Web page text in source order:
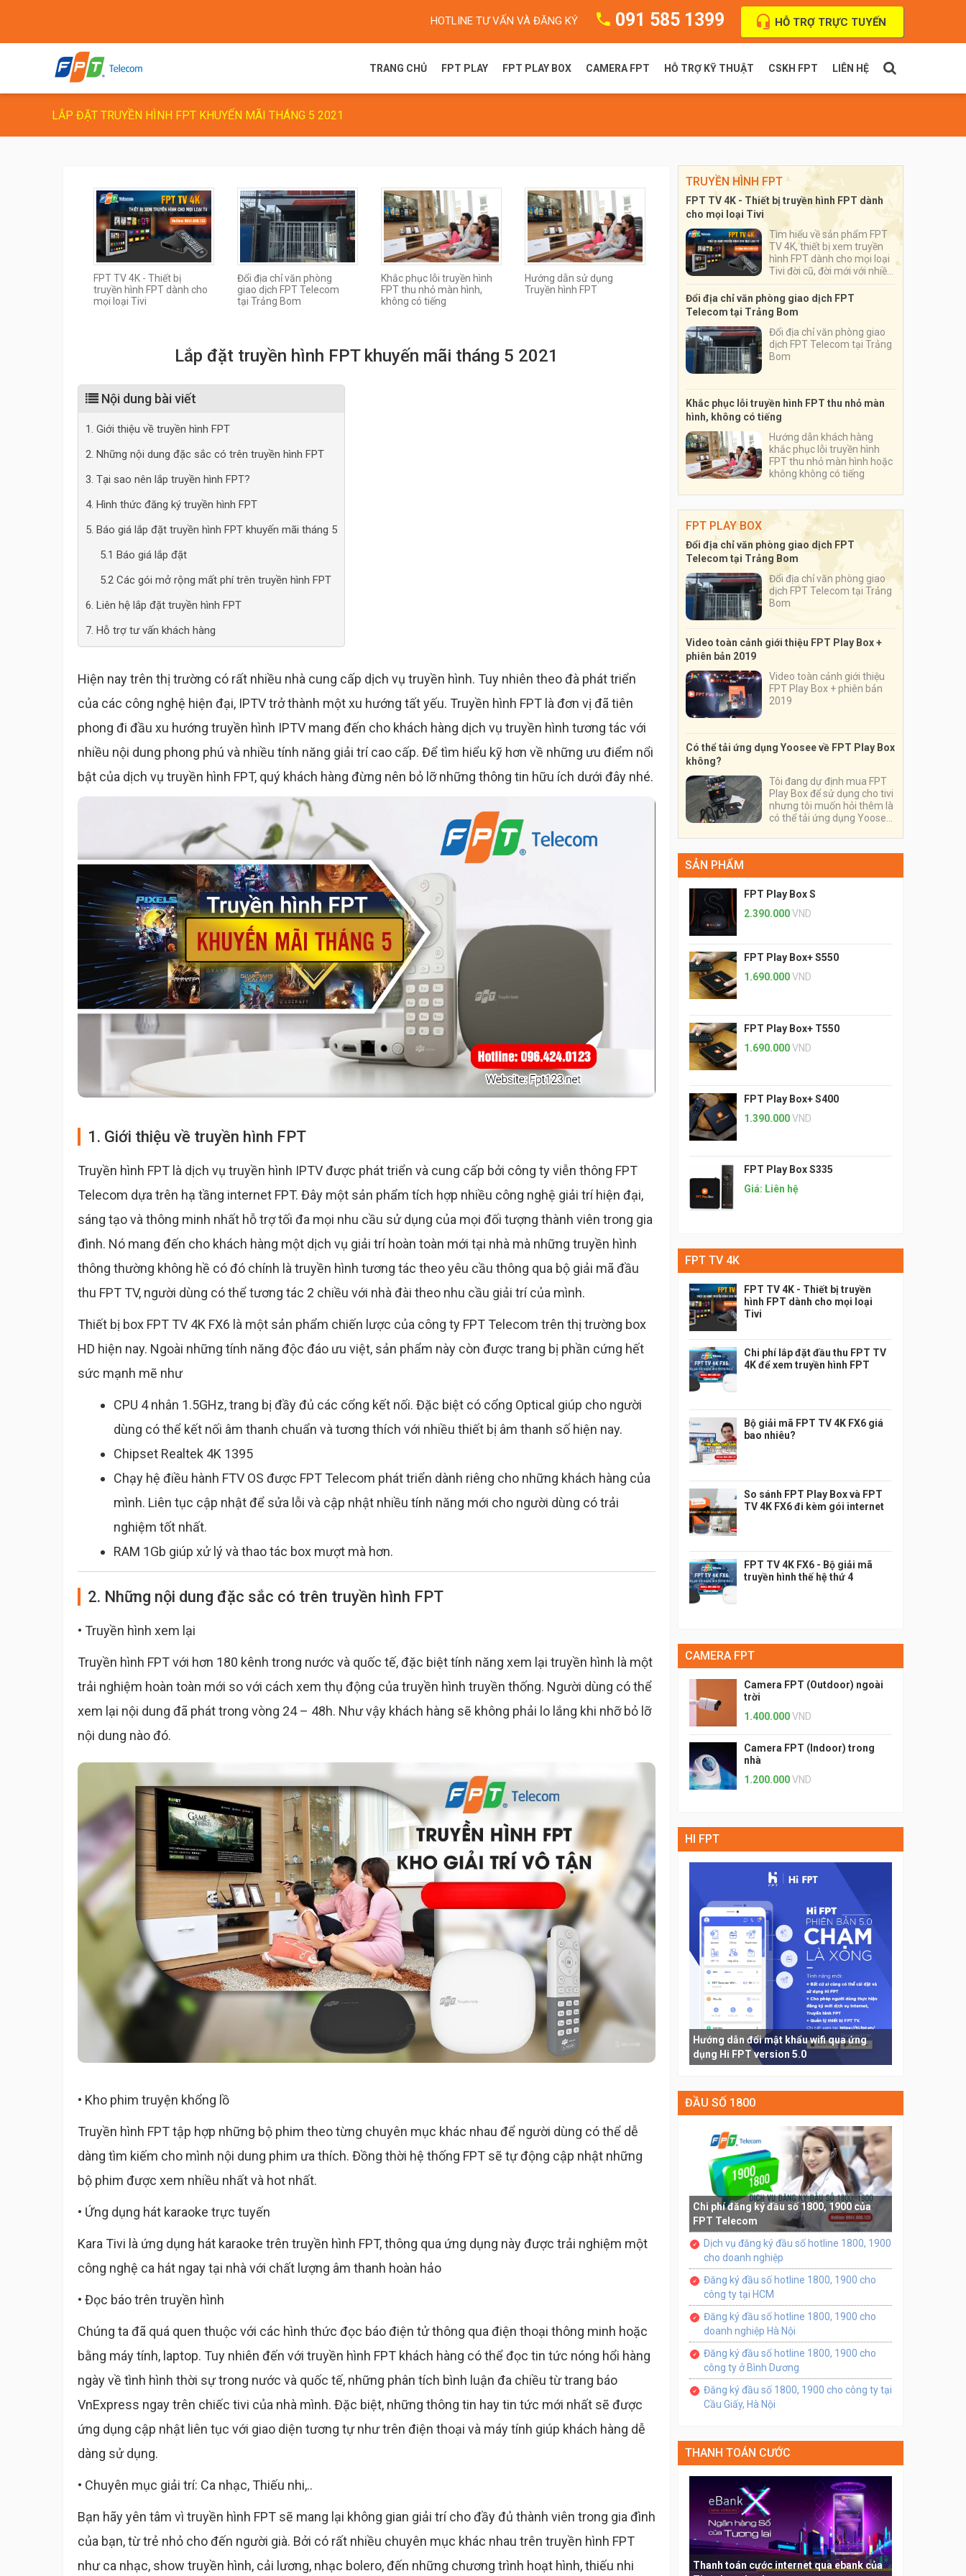
HOTLINE TƯ VẤN VÀ ĐĂNG KÝ 091 585 1399 HỖ TRỢ TRỰC TUYẾN
TRANG CHỦ FPT PLAY
Truyền hình FPT
FPT PLAY BOX
FPT Play Box+ S550
FPT Play Box+ S400
CAMERA FPT HỖ TRỢ KỸ THUẬT CSKH FPT LIÊN HỆ
LẮP ĐẶT TRUYỀN HÌNH FPT KHUYẾN MÃI THÁNG 5 2021
FPT TV 4K - Thiết bị
truyền hình FPT dành cho
mọi loại Tivi
Đổi địa chỉ văn phòng
giao dịch FPT Telecom
tại Trảng Bom
Khắc phục lỗi truyền hình
FPT thu nhỏ màn hình,
không có tiếng
Hướng dẫn sử dụng
Truyền hình FPT
Lắp đặt truyền hình FPT khuyến mãi tháng 5 2021
Nội dung bài viết
1. Giới thiệu về truyền hình FPT
2. Những nội dung đặc sắc có trên truyền hình FPT
3. Tại sao nên lắp truyền hình FPT?
4. Hình thức đăng ký truyền hình FPT
5. Báo giá lắp đặt truyền hình FPT khuyến mãi tháng 5
5.1 Báo giá lắp đặt
5.2 Các gói mở rộng mất phí trên truyền hình FPT
6. Liên hệ lắp đặt truyền hình FPT
7. Hỗ trợ tư vấn khách hàng
Hiện nay trên thị trường có rất nhiều nhà cung cấp dịch vụ truyền hình. Tuy nhiên theo đà phát triển
của các công nghệ hiện đại, IPTV trở thành một xu hướng tất yếu. Truyền hình FPT là đơn vị đã tiên
phong đi đầu xu hướng truyền hình IPTV mang đến cho khách hàng dịch vụ truyền hình tương tác với
nhiều nội dung phong phú và nhiều tính năng giải trí cao cấp. Để tìm hiểu kỹ hơn về những ưu điểm nổi
bật của dịch vụ truyền hình FPT, quý khách hàng đừng nên bỏ lỡ những thông tin hữu ích dưới đây nhé.
1. Giới thiệu về truyền hình FPT
Truyền hình FPT là dịch vụ truyền hình IPTV được phát triển và cung cấp bởi công ty viễn thông FPT
Telecom dựa trên hạ tầng internet FPT. Đây một sản phẩm tích hợp nhiều công nghệ giải trí hiện đại,
sáng tạo và thông minh nhất hỗ trợ tối đa mọi nhu cầu sử dụng của mọi đối tượng thành viên trong gia
đình. Nó mang đến cho khách hàng một dịch vụ giải trí hoàn toàn mới tại nhà mà những truyền hình
thông thường không hề có đó chính là truyền hình tương tác theo yêu cầu thông qua bộ giải mã đầu
thu FPT TV, người dùng có thể tương tác 2 chiều với nhà đài theo nhu cầu giải trí của mình.
Thiết bị box FPT TV 4K FX6 là một sản phẩm chiến lược của công ty FPT Telecom trên thị trường box
HD hiện nay. Ngoài những tính năng độc đáo ưu việt, sản phẩm này còn được trang bị phần cứng hết
sức mạnh mẽ như
CPU 4 nhân 1.5GHz, trang bị đầy đủ các cổng kết nối. Đặc biệt có cổng Optical giúp cho người
dùng có thể kết nối âm thanh chuẩn và tương thích với nhiều thiết bị âm thanh số hiện nay.
Chipset Realtek 4K 1395
Chạy hệ điều hành FTV OS được FPT Telecom phát triển dành riêng cho những khách hàng của
mình. Liên tục cập nhật để sửa lỗi và cập nhật nhiều tính năng mới cho người dùng có trải
nghiệm tốt nhất.
RAM 1Gb giúp xử lý và thao tác box mượt mà hơn.
2. Những nội dung đặc sắc có trên truyền hình FPT
• Truyền hình xem lại
Truyền hình FPT với hơn 180 kênh trong nước và quốc tế, đặc biệt tính năng xem lại truyền hình là một
trải nghiệm hoàn toàn mới so với cách xem thụ động của truyền hình truyền thống. Người dùng có thể
xem lại nội dung đã phát trong vòng 24 – 48h. Như vậy khách hàng sẽ không phải lo lắng khi nhỡ bỏ lỡ
nội dung nào đó.
• Kho phim truyện khổng lồ
Truyền hình FPT tập hợp những bộ phim theo từng chuyên mục khác nhau để người dùng có thể dễ
dàng tìm kiếm cho mình nội dung phim ưa thích. Đồng thời hệ thống FPT sẽ tự động cập nhật những
bộ phim được xem nhiều nhất và hot nhất.
• Ứng dụng hát karaoke trực tuyến
Kara Tivi là ứng dụng hát karaoke trên truyền hình FPT, thông qua ứng dụng này được trải nghiệm một
công nghệ ca hát ngay tại nhà với chất lượng âm thanh hoàn hảo
• Đọc báo trên truyền hình
Chúng ta đã quá quen thuộc với các hình thức đọc báo điện tử thông qua điện thoại thông minh hoặc
bằng máy tính, laptop. Tuy nhiên đến với truyền hình FPT khách hàng có thể đọc tin tức nóng hổi hàng
ngày về tình hình thời sự trong nước và quốc tế, những phân tích bình luận đa chiều từ trang báo
VnExpress ngay trên chiếc tivi của nhà mình. Đặc biệt, những thông tin hay tin tức mới nhất sẽ được
ứng dụng cập nhật liên tục với giao diện tương tự như trên điện thoại và máy tính giúp khách hàng dễ
dàng sử dụng.
• Chuyên mục giải trí: Ca nhạc, Thiếu nhi,..
Bạn hãy yên tâm vì truyền hình FPT sẽ mang lại không gian giải trí cho đầy đủ thành viên trong gia đình
của bạn, từ trẻ nhỏ cho đến người già. Bởi có rất nhiều chuyên mục khác nhau trên truyền hình FPT
như ca nhạc, show truyền hình, cải lương, nhạc bolero, đến những chương trình hoạt hình, thiếu nhi
TRUYỀN HÌNH FPT
FPT TV 4K - Thiết bị truyền hình FPT dành
cho mọi loại Tivi
Tìm hiểu về sản phẩm FPT
TV 4K, thiết bị xem truyền
hình FPT dành cho mọi loại
Tivi đời cũ, đời mới với nhiều
kênh truyền hình lên tới hơn
200 kênh
Đổi địa chỉ văn phòng giao dịch FPT
Telecom tại Trảng Bom
Đổi địa chỉ văn phòng giao
dịch FPT Telecom tại Trảng
Bom
Khắc phục lỗi truyền hình FPT thu nhỏ màn
hình, không có tiếng
Hướng dẫn khách hàng
khắc phục lỗi truyền hình
FPT thu nhỏ màn hình hoặc
không không có tiếng
FPT PLAY BOX
Đổi địa chỉ văn phòng giao dịch FPT
Telecom tại Trảng Bom
Đổi địa chỉ văn phòng giao
dịch FPT Telecom tại Trảng
Bom
Video toàn cảnh giới thiệu FPT Play Box +
phiên bản 2019
Video toàn cảnh giới thiệu
FPT Play Box + phiên bản
2019
Có thể tải ứng dụng Yoosee về FPT Play Box
không?
Tôi đang dự định mua FPT
Play Box để sử dụng cho tivi
nhưng tôi muốn hỏi thêm là
có thể tải ứng dụng Yoosee
trên thiết bị này được
không?
SẢN PHẨM
FPT Play Box S
2.390.000VND
FPT Play Box+ S550
1.690.000VND
FPT Play Box+ T550
1.690.000VND
FPT Play Box+ S400
1.390.000VND
FPT Play Box S335
Giá: Liên hệ
FPT TV 4K
FPT TV 4K - Thiết bị truyền
hình FPT dành cho mọi loại
Tivi
Chi phí lắp đặt đầu thu FPT TV
4K để xem truyền hình FPT
Bộ giải mã FPT TV 4K FX6 giá
bao nhiêu?
So sánh FPT Play Box và FPT
TV 4K FX6 đi kèm gói internet
FPT TV 4K FX6 - Bộ giải mã
truyền hình thế hệ thứ 4
CAMERA FPT
Camera FPT (Outdoor) ngoài
trời
1.400.000VND
Camera FPT (Indoor) trong
nhà
1.200.000VND
HI FPT
Hướng dẫn đổi mật khẩu wifi qua ứng
dụng Hi FPT version 5.0
ĐẦU SỐ 1800
Chi phí đăng ký đầu số 1800, 1900 của
FPT Telecom
Dịch vụ đăng ký đầu số hotline 1800, 1900
cho doanh nghiệp
Đăng ký đầu số hotline 1800, 1900 cho
công ty tại HCM
Đăng ký đầu số hotline 1800, 1900 cho
doanh nghiệp Hà Nội
Đăng ký đầu số hotline 1800, 1900 cho
công ty ở Bình Dương
Đăng ký đầu số 1800, 1900 cho công ty tại
Cầu Giấy, Hà Nội
THANH TOÁN CƯỚC
Thanh toán cước internet qua ebank của